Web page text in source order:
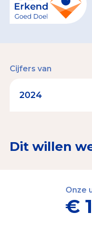
Dit willen
Cijfers van
Onze
€